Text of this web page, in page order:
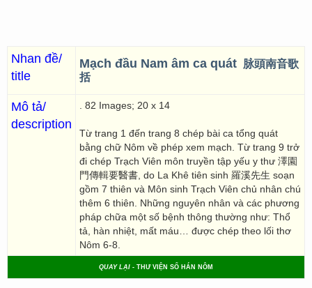
Nhan đề/
title
Mạch đầu Nam âm ca quát 脉頭南音歌
括
Mô tả/
description
. 82 Images; 20 x 14
Từ trang 1 đến trang 8 chép bài ca tổng quát
bằng chữ Nôm về phép xem mạch. Từ trang 9 trở
đi chép Trạch Viên môn truyền tập yếu y thư 澤園
門傳輯要醫書, do La Khê tiên sinh 羅溪先生 soạn
gồm 7 thiên và Môn sinh Trạch Viên chủ nhân chú
thêm 6 thiên. Những nguyên nhân và các phương
pháp chữa một số bệnh thông thường như: Thổ
tả, hàn nhiệt, mất máu… được chép theo lối thơ
Nôm 6-8.
QUAY LẠI - THƯ VIỆN SỐ HÁN NÔM